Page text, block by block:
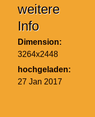
weitere
Info
Dimension:
3264x2448
hochgeladen:
27 Jan 2017